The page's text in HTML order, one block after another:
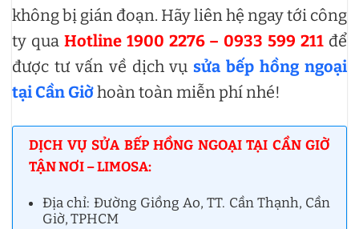
không bị gián đoạn. Hãy liên hệ ngay tới công
ty qua Hotline 1900 2276 – 0933 599 211 để
được tư vấn về dịch vụsửa bếp hồng ngoại
tại Cần Giờhoàn toàn miễn phí nhé!
DỊCH VỤ SỬA BẾP HỒNG NGOẠI TẠI CẦN GIỜ
TẬN NƠI – LIMOSA:
Địa chỉ: Đường Giồng Ao, TT. Cần Thạnh, Cần
Giờ, TPHCM